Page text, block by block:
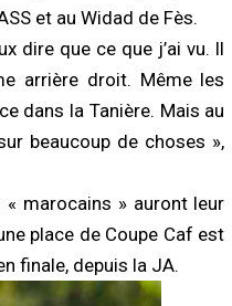
et au Widad de Fès.
dire que ce que j’ai vu. Il
arrière droit. Même les
dans la Tanière. Mais au
beaucoup de choses »,
marocains » auront leur
place de Coupe Caf est
finale, depuis la JA.